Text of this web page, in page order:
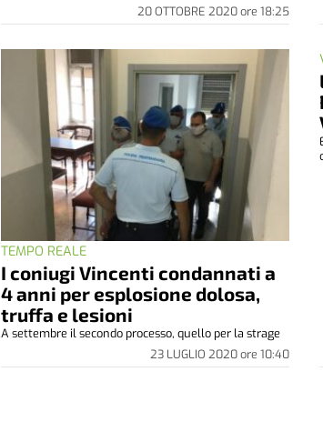
20 OTTOBRE 2020ore 18:25
TEMPO REALE
I coniugi Vincenti condannati a
4 anni per esplosione dolosa,
truffa e lesioni
23 LUGLIO 2020ore 10:40
A settembre il secondo processo, quello per la strage